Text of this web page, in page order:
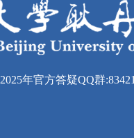
2025年官方答疑QQ群